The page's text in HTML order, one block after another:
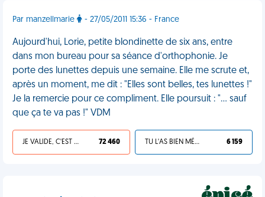
Par manzellmarie - 27/05/2011 15:36 - France
Aujourd'hui, Lorie, petite blondinette de six ans, entre
dans mon bureau pour sa séance d'orthophonie. Je
porte des lunettes depuis une semaine. Elle me scrute et,
après un moment, me dit : "Elles sont belles, tes lunettes !"
Je la remercie pour ce compliment. Elle poursuit : "… sauf
que ça te va pas !" VDM
JE VALIDE, C'EST UNE VDM 72 460 TU L'AS BIEN MÉRITÉ 6 159